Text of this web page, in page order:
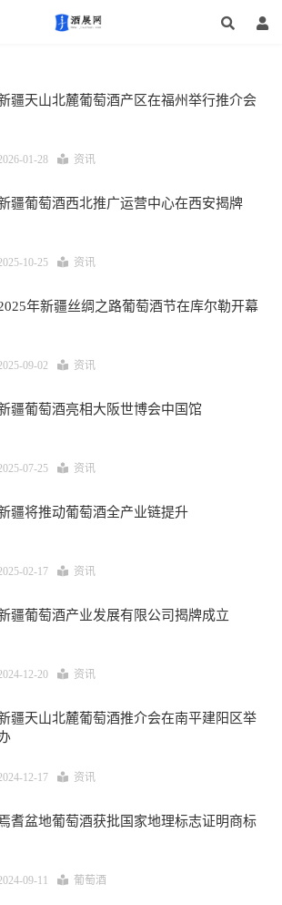
疆天山北麓葡萄酒产区在福州举行推介会
01-28 资讯
疆葡萄酒西北推广运营中心在西安揭牌
10-25 资讯
年新疆丝绸之路葡萄酒节在库尔勒开幕
09-02 资讯
疆葡萄酒亮相大阪世博会中国馆
07-25 资讯
疆将推动葡萄酒全产业链提升
02-17 资讯
疆葡萄酒产业发展有限公司揭牌成立
12-20 资讯
疆天山北麓葡萄酒推介会在南平建阳区举
12-17 资讯
耆盆地葡萄酒获批国家地理标志证明商标
09-11 葡萄酒